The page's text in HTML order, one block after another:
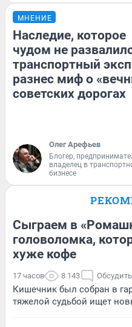
МНЕНИЕ
Наследие, которое
чудом не
транспортный
разнес миф о
советских дорогах
Олег Арефьев
Блогер,
владелец в
бизнесе
Сыграем в
головоломка,
хуже кофе
17 часов 8 143 Обсудить
Кишечник был собран в
тяжелой судьбой ищет